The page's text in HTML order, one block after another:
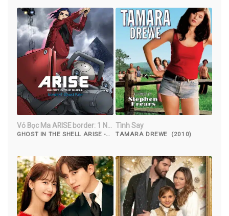
Vỏ Bọc Ma ARISE border: 1 Nỗi
Đau Ma
GHOST IN THE SHELL ARISE -
Tình Say
TAMARA DREWE (2010)